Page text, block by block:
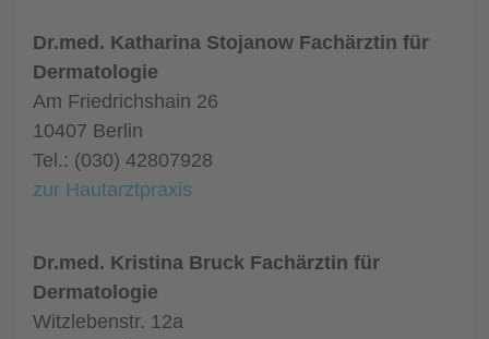
Dr.med. Katharina Stojanow Fachärztin für
Dermatologie
Am Friedrichshain 26
10407 Berlin
Tel.: (030) 42807928
zur Hautarztpraxis
Dr.med. Kristina Bruck Fachärztin für
Dermatologie
Witzlebenstr. 12a